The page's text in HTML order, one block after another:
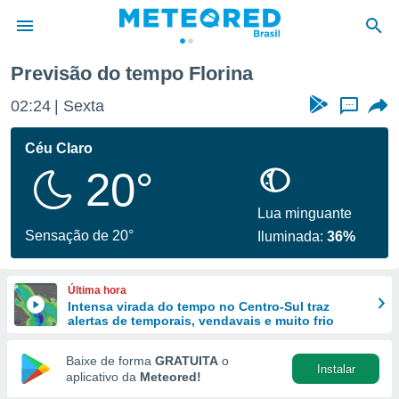
da
fornecidas
a este
das
e
forma
digital
Previsão do tempo Florina
02:24 Sexta ...
Céu Claro
20°
Sensação de 20°
Lua minguante
Iluminada:36%
Última hora
Intensa virada do tempo no Centro-Sul traz
alertas de temporais, vendavais e muito frio
Baixe de forma GRATUITA o
aplicativo da Meteored!
Instalar